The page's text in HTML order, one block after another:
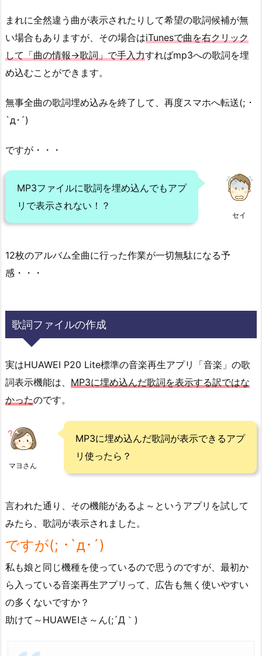
まれに全然違う曲が表示されたりして希望の歌詞候補が無
い場合もありますが、その場合はiTunesで曲を右クリック
して「曲の情報→歌詞」で手入力すればmp3への歌詞を埋
め込むことができます。
無事全曲の歌詞埋め込みを終了して、再度スマホへ転送(; ･
`д･´)
ですが・・・
セイ
MP3ファイルに歌詞を埋め込んでもアプ
リで表示されない！？
12枚のアルバム全曲に行った作業が一切無駄になる予
感・・・
歌詞ファイルの作成
実はHUAWEI P20 Lite標準の音楽再生アプリ「音楽」の歌
詞表示機能は、 MP3に埋め込んだ歌詞を表示する訳ではな
かったのです。
マヨさん
MP3に埋め込んだ歌詞が表示できるアプ
リ使ったら？
言われた通り、その機能があるよ～というアプリを試して
みたら、歌詞が表示されました。
ですが(; ･`д･´)
私も娘と同じ機種を使っているので思うのですが、最初か
ら入っている音楽再生アプリって、広告も無く使いやすい
の多くないですか？
助けて～HUAWEIさ～ん(;´Д｀)